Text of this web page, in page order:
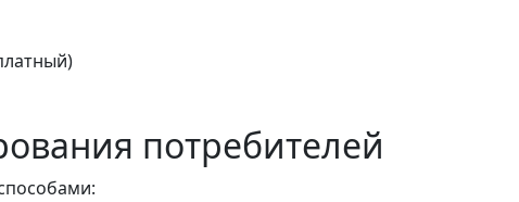
потребителей